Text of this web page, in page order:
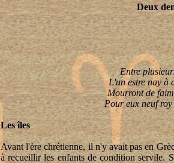
Deux
Entre
L'unestre nayà
Mourront de
Pour eux neufroy
Les îles
Avant l'ère chrétienne, il n'y avait pas en
à recueillir les enfants de condition servile.